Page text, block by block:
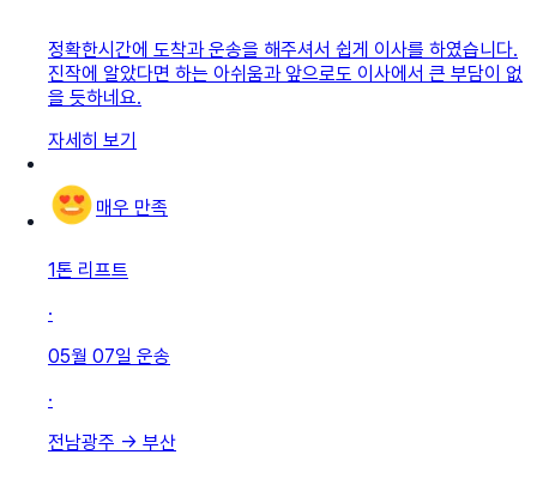
정확한시간에 도착과 운송을 해주셔서 쉽게 이사를 하였습니다.
진작에 알았다면 하는 아쉬움과 앞으로도 이사에서 큰 부담이 없
을 듯하네요.
자세히 보기
매우 만족
1톤 리프트
·
05월 07일 운송
·
전남광주 → 부산